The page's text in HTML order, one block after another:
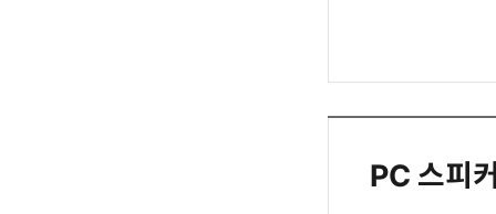
PC 스피